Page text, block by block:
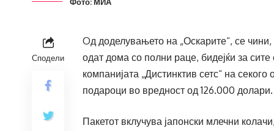
Фото: МИА
Сподели
Oд доделувањето на „Оскарите“, се
одат дома со полни раце, бидејќи за
компанијата „Дистинктив сетс“ на
подароци во вредност од 126.000 долари.
Пакетот вклучува јапонски млечни